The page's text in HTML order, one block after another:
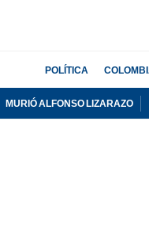
POLÍTICA
MURIÓ ALFONSO LIZARAZO